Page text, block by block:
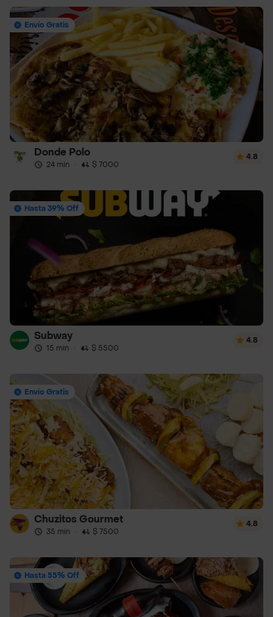
Envío Gratis
Donde Polo
24 min · $ 7000
4.8
Hasta 39% Off
Subway
15 min · $ 5500
4.8
Envío Gratis
Chuzitos Gourmet
35 min · $ 7500
4.8
Hasta 55% Off